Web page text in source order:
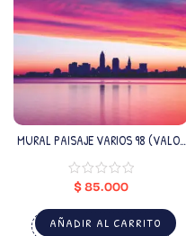
MURAL PAISAJE VARIOS 98 (VALOR
$85.000
AÑADIR AL CARRITO